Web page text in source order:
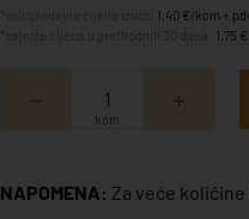
1,40 €/kom +
1,75 €
kom
NAPOMENA: Za veće